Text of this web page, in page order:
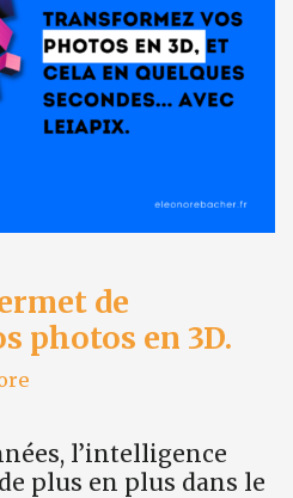
de
photos en 3D.
l’intelligence
plus en plus dans le